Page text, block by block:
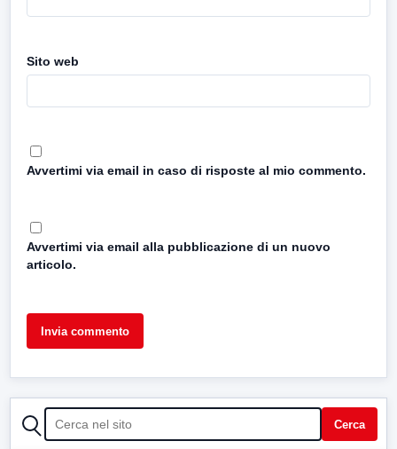
Sito web
Avvertimi via email in caso di risposte al mio commento.
Avvertimi via email alla pubblicazione di un nuovo
articolo.
CERCA Cerca